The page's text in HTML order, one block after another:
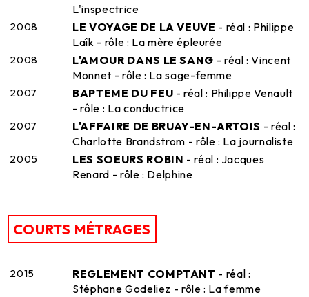
L'inspectrice
2008 LE VOYAGE DE LA VEUVE - réal : Philippe
Laîk - rôle : La mère épleurée
2008 L'AMOUR DANS LE SANG - réal : Vincent
Monnet - rôle : La sage-femme
2007 BAPTEME DU FEU - réal : Philippe Venault
- rôle : La conductrice
2007 L'AFFAIRE DE BRUAY-EN-ARTOIS - réal :
Charlotte Brandstrom - rôle : La journaliste
2005 LES SOEURS ROBIN - réal : Jacques
Renard - rôle : Delphine
COURTS MÉTRAGES
2015 REGLEMENT COMPTANT - réal :
Stéphane Godeliez - rôle : La femme